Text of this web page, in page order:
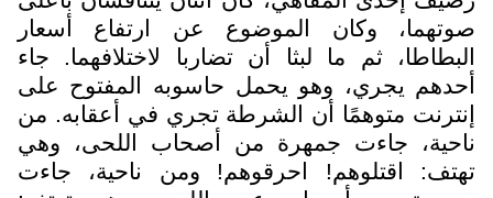
صوتهما، وكان الموضوع عن ارتفاع أسعار
البطاطا، ثم ما لبثا أن تضاربا لاختلافهما. جاء
أحدهم يجري، وهو يحمل حاسوبه المفتوح على
إنترنت متوهمًا أن الشرطة تجري في أعقابه. من
ناحية، جاءت جمهرة من أصحاب اللحى، وهي
تهتف: اقتلوهم! احرقوهم! ومن ناحية، جاءت